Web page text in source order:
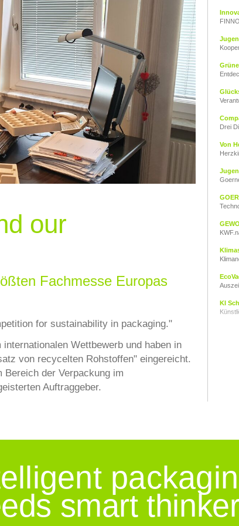
our
Fachmesse Europas
for sustainability in packaging."
Wettbewerb und haben in
von recycelten Rohstoffen" eingereicht.
Bereich der Verpackung im
Auftraggeber.
Drei
Von
KI
Du
smart